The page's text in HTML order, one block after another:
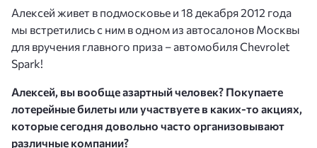
Алексей живет в подмосковье и 18 декабря 2012 года
мы встретились с ним в одном из автосалонов Москвы
для вручения главного приза – автомобиля Chevrolet
Spark!
Алексей, вы вообще азартный человек? Покупаете
лотерейные билеты или участвуете в каких-то акциях,
которые сегодня довольно часто организовывают
различные компании?